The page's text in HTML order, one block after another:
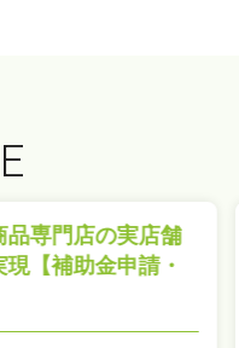
品専門店の実店舗
【補助金申請・
市、府